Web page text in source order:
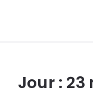
Jour : 23